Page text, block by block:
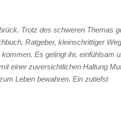
Trotz des schweren Themas
Ratgeber, kleinschrittiger
Es gelingt ihr, einfühlsam
einer zuversichtlichen Haltung
Leben bewahren. Ein zutiefst